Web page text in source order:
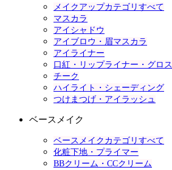
メイクアップカテゴリすべて
マスカラ
アイシャドウ
アイブロウ・眉マスカラ
アイライナー
口紅・リップライナー・グロス
チーク
ハイライト・シェーディング
つけまつげ・アイラッシュ
ベースメイク
ベースメイクカテゴリすべて
化粧下地・プライマー
BBクリーム・CCクリーム